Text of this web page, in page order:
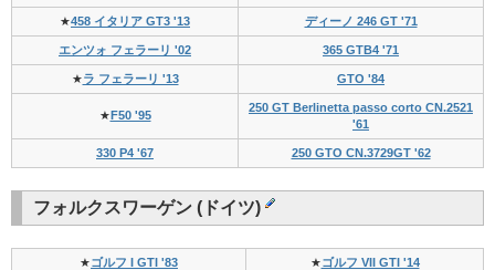
★458 イタリア GT3 '13 ディーノ 246 GT '71
エンツォ フェラーリ '02 365 GTB4 '71
★ラ フェラーリ '13 GTO '84
★F50 '95
250 GT Berlinetta passo corto CN.2521
'61
330 P4 '67 250 GTO CN.3729GT '62
フォルクスワーゲン (ドイツ)
★ゴルフ I GTI '83 ★ゴルフ VII GTI '14